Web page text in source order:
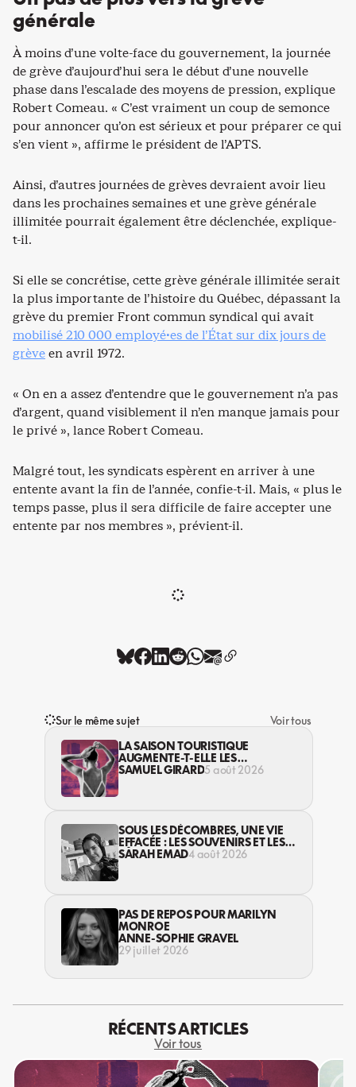
générale
À moins d’une volte-face du gouvernement, la journée
de grève d’aujourd’hui sera le début d’une nouvelle
phase dans l’escalade des moyens de pression, explique
Robert Comeau. « C’est vraiment un coup de semonce
pour annoncer qu’on est sérieux et pour préparer ce qui
s’en vient », affirme le président de l’APTS.
Ainsi, d’autres journées de grèves devraient avoir lieu
dans les prochaines semaines et une grève générale
illimitée pourrait également être déclenchée, explique-
t-il.
Si elle se concrétise, cette grève générale illimitée serait
la plus importante de l’histoire du Québec, dépassant la
grève du premier Front commun syndical qui avait
mobilisé 210 000 employé·es de l’État sur dix jours de
grèveen avril 1972.
« On en a assez d’entendre que le gouvernement n’a pas
d’argent, quand visiblement il n’en manque jamais pour
le privé », lance Robert Comeau.
Malgré tout, les syndicats espèrent en arriver à une
entente avant la fin de l’année, confie-t-il. Mais, « plus le
temps passe, plus il sera difficile de faire accepter une
entente par nos membres », prévient-il.
Sur le même sujet
Voir tous
LA SAISON TOURISTIQUE
AUGMENTE-T-ELLE LES
VIOLENCES CONTRE LES
SAMUEL GIRARD5 août 2026
SOUS LES DÉCOMBRES, UNE VIE
EFFACÉE : LES SOUVENIRS ET LES
RÊVES PERDUS DES HABITANT·ES
SARAH EMAD4 août 2026
PAS DE REPOS POUR MARILYN
MONROE
ANNE-SOPHIE GRAVEL
29 juillet 2026
RÉCENTS ARTICLES
Voir tous